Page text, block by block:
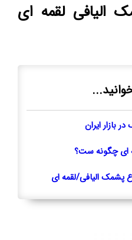
الیافی لقمه ای
بازار ایران
ای چگونه ست؟
پشمک الیافی/لقمه ای